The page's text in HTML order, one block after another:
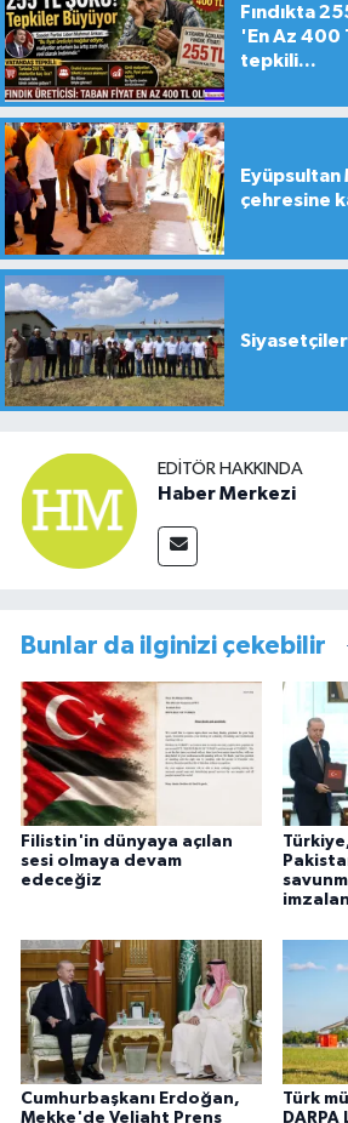
Fındıkta
'En Az 400
tepkili...
Eyüpsultan
çehresine
EDITÖR HAKKINDA
Haber Merkezi
Bunlar da ilginizi çekebilir
Filistin'in dünyaya açılan
sesi olmaya devam
edeceğiz
Cumhurbaşkanı Erdoğan,
Mekke'de Veliaht Prens
Türk